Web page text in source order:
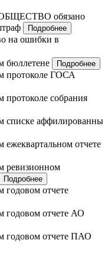
обязано
Подробнее
на ошибки в
бюллетене Подробнее
протоколе ГОСА
протоколе собрания
списке аффилированны
отчете
ревизионном
Подробнее
годовом отчете
годовом отчете АО
годовом отчете ПАО